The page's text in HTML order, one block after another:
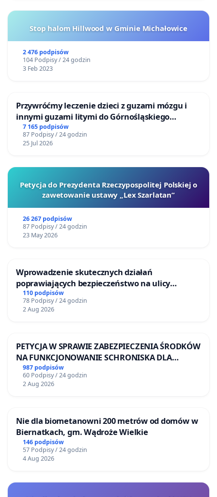
Stop halom Hillwood w Gminie Michałowice
2 476 podpisów
104 Podpisy / 24 godzin
3 Feb 2023
Przywróćmy leczenie dzieci z guzami mózgu i
innymi guzami litymi do Górnośląskiego
Centrum Zdrowia Dziecka w Katowicach
7 165 podpisów
87 Podpisy / 24 godzin
25 Jul 2026
Petycja do Prezydenta Rzeczypospolitej Polskiej o
zawetowanie ustawy „Lex Szarlatan”
26 267 podpisów
87 Podpisy / 24 godzin
23 May 2026
Wprowadzenie skutecznych działań
poprawiających bezpieczeństwo na ulicy
Żeromskiego w Otwocku
110 podpisów
78 Podpisy / 24 godzin
2 Aug 2026
PETYCJA W SPRAWIE ZABEZPIECZENIA ŚRODKÓW
NA FUNKCJONOWANIE SCHRONISKA DLA
BEZDOMNYCH ZWIERZĄT W SKARYSZEWIE
987 podpisów
60 Podpisy / 24 godzin
2 Aug 2026
Nie dla biometanowni 200 metrów od domów w
Biernatkach, gm. Wądroże Wielkie
146 podpisów
57 Podpisy / 24 godzin
4 Aug 2026